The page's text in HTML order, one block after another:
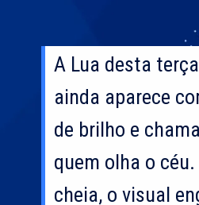
A Lua desta
ainda aparece
de brilho e
quem olha o
cheia, o visual
A Lua desta
ainda aparece
de brilho e
quem olha o
cheia, o visual